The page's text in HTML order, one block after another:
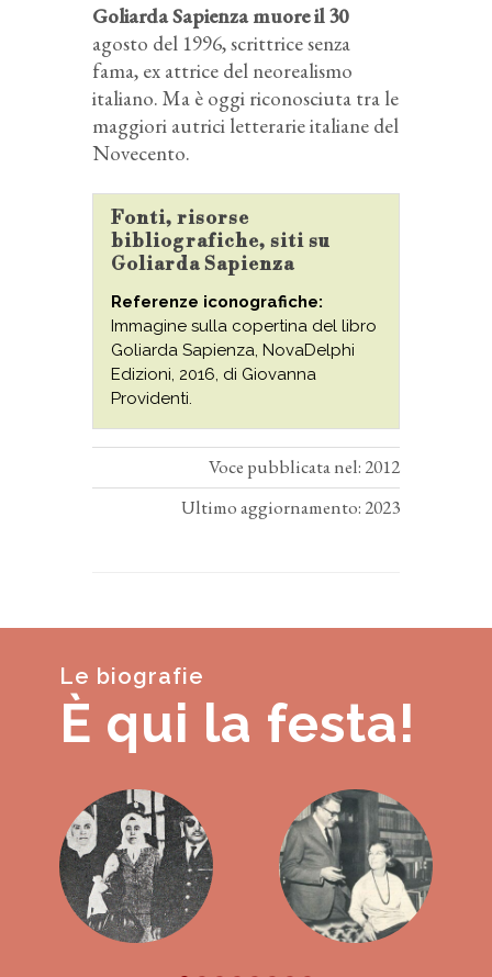
Goliarda Sapienza muore il 30
agosto del 1996, scrittrice senza
fama, ex attrice del neorealismo
italiano. Ma è oggi riconosciuta tra le
maggiori autrici letterarie italiane del
Novecento.
Fonti, risorse
bibliografiche, siti su
Goliarda Sapienza
Referenze iconografiche:
Immagine sulla copertina del libro
Goliarda Sapienza, NovaDelphi
Edizioni, 2016, di Giovanna
Providenti.
Voce pubblicata nel: 2012
Ultimo aggiornamento: 2023
Le biografie
È qui la festa!